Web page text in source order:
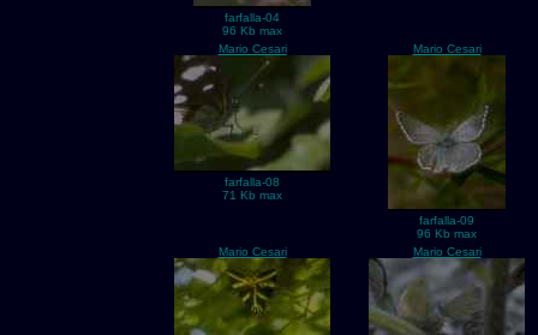
farfalla-04
96 Kb max
Mario Cesari
farfalla-08
71 Kb max
Mario Cesari
farfalla-09
96 Kb max
Mario Cesari
Mario Cesari